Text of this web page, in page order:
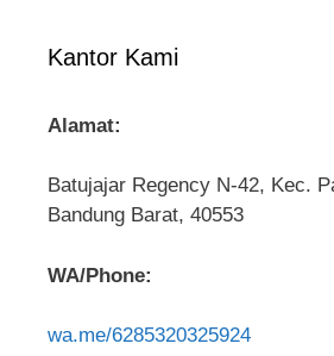
Kantor Kami
Alamat:
Batujajar Regency N-42, Kec.
Bandung Barat, 40553
WA/Phone:
wa.me/6285320325924